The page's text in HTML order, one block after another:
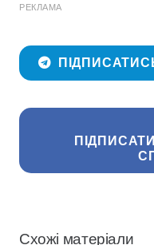
РЕКЛАМА
Схожі матеріали